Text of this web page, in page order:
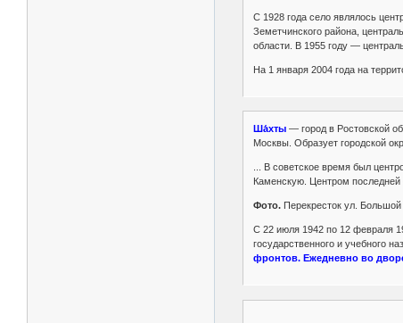
С 1928 года село являлось
Земетчинского района,
области. В 1955 году —
На 1 января 2004 года на
Ша́хты — город в Ростовской
Москвы. Образует городской
... В советское время был
Каменскую. Центром
Фото.Перекресток ул.
С 22 июля 1942 по 12 февраля
государственного и учебного
фронтов. Ежедневно во